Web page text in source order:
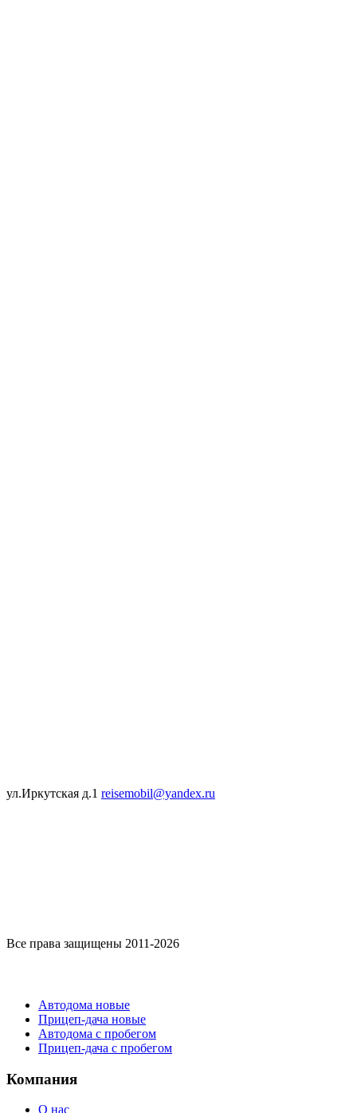
ул.Иркутская д.1 reisemobil@yandex.ru
Все права защищены 2011-2026
Автодома новые
Прицеп-дача новые
Автодома с пробегом
Прицеп-дача с пробегом
Компания
О нас